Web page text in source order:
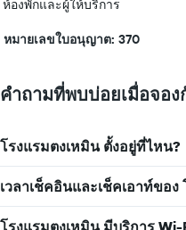
ห้องพักและผู้ให้บริการ
หมายเลขใบอนุญาต: 370
คำถามที่พบบ่อยเมื่อจอง
โรงแรมตงเหมิน ตั้งอยู่ที่ไหน?
เวลาเช็คอินและเช็คเอาท์ขอ
โรงแรมตงเหมิน มีบริการ